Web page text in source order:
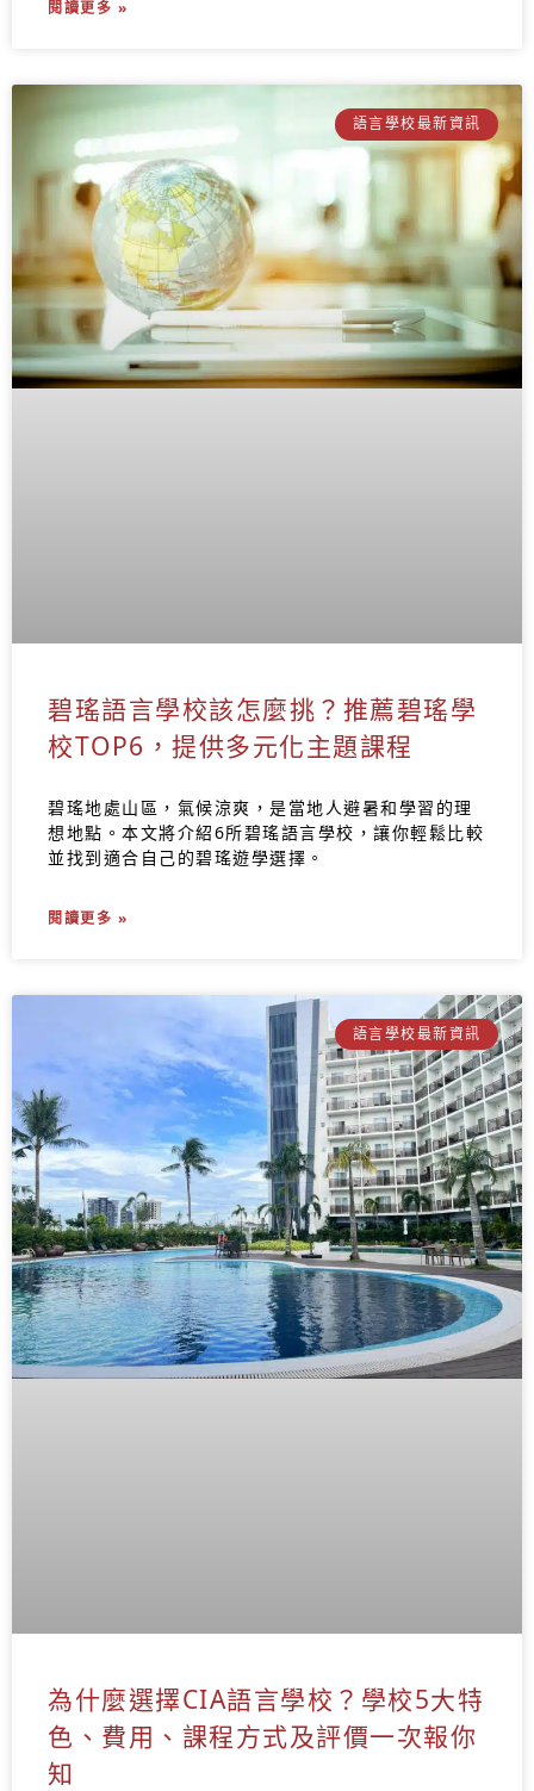
閱讀更多 »
語言學校最新資訊
碧瑤語言學校該怎麼挑？推薦碧瑤學
校TOP6，提供多元化主題課程
碧瑤地處山區，氣候涼爽，是當地人避暑和學習的理
想地點。本文將介紹6所碧瑤語言學校，讓你輕鬆比較
並找到適合自己的碧瑤遊學選擇。
閱讀更多 »
語言學校最新資訊
為什麼選擇CIA語言學校？學校5大特
色、費用、課程方式及評價一次報你
知